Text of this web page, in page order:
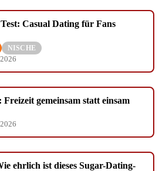
Casual Dating für Fans
NISCHE
Freizeit gemeinsam statt einsam
ehrlich ist dieses Sugar-Dating-